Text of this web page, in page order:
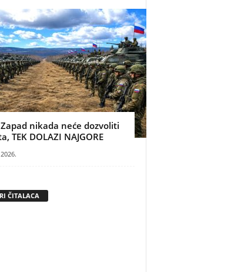
nikada neće dozvoliti
TEK DOLAZI NAJGORE
ČITALACA